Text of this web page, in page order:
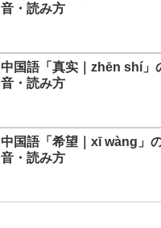
音・読み方
中国語「真实｜zhēn shí」
音・読み方
中国語「希望｜xī wàng」
音・読み方